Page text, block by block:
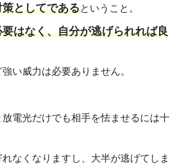
としてであるということ。
はなく、自分が逃げられれば良
い威力は必要ありません。
電光だけでも相手を怯ませるには十
なくなりますし、大半が逃げてしま